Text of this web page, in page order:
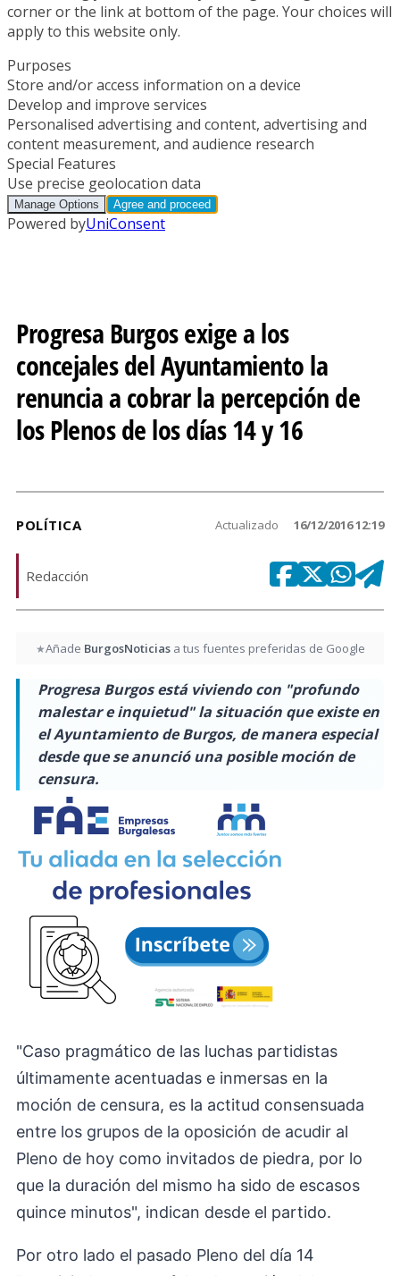
Progresa Burgos exige a los
concejales del Ayuntamiento la
renuncia a cobrar la percepción de
los Plenos de los días 14 y 16
POLÍTICA Actualizado 16/12/2016 12:19
Redacción
★Añade BurgosNoticiasa tus fuentes preferidas de Google
Progresa Burgos está viviendo con "profundo
malestar e inquietud" la situación que existe en
el Ayuntamiento de Burgos, de manera especial
desde que se anunció una posible moción de
censura.
"Caso pragmático de las luchas partidistas
últimamente acentuadas e inmersas en la
moción de censura, es la actitud consensuada
entre los grupos de la oposición de acudir al
Pleno de hoy como invitados de piedra, por lo
que la duración del mismo ha sido de escasos
quince minutos", indican desde el partido.
Por otro lado el pasado Pleno del día 14